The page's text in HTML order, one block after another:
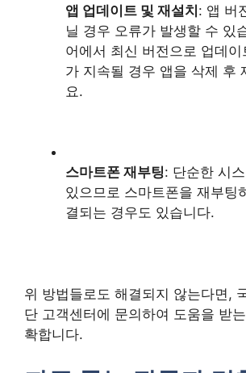
앱 업데이트 및 재설치: 앱 버
닐 경우 오류가 발생할 수 있
어에서 최신 버전으로 업데이
가 지속될 경우 앱을 삭제 후
요.
스마트폰 재부팅: 단순한 시
있으므로 스마트폰을 재부팅
결되는 경우도 있습니다.
위 방법들로도 해결되지 않는다면,
단 고객센터에 문의하여 도움을 받
확합니다.